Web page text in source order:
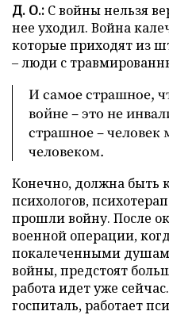
Д. О.: С войны нельзя
нее уходил. Война
которые приходят из
– люди с
И самое страшное,
войне – это не
страшное – человек
человеком.
Конечно, должна быть
психологов,
прошли войну. После
военной операции,
покалеченными
войны, предстоят
работа идет уже
госпиталь, работает